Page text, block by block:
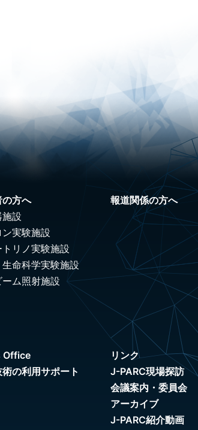
方へ
施設
実験施設
トリノ実験施設
命科学実験施設
ム照射施設
報道関係の方へ
Office
の利用サポート
リンク
J-PARC現場探訪
会議案内・委員会
アーカイブ
J-PARC紹介動画